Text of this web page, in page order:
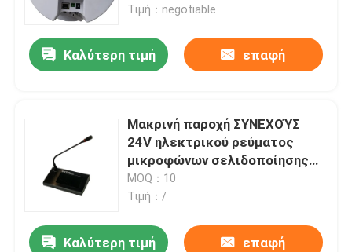
Τιμή：negotiable
Καλύτερη τιμή επαφή
Μακρινή παροχή ΣΥΝΕΧΟΎΣ
24V ηλεκτρικού ρεύματος
μικροφώνων σελιδοποίησης
οθόνης αφής δικτύων IP
MOQ：10
Τιμή：/
Καλύτερη τιμή επαφή